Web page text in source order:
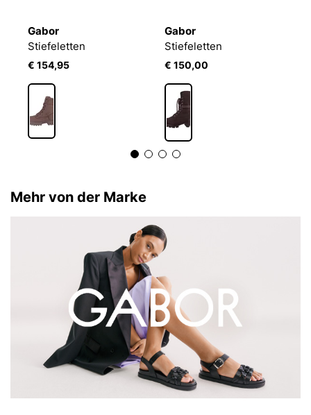
Gabor
Stiefeletten
€ 154,95
Gabor
Stiefeletten
€ 150,00
Mehr von der Marke